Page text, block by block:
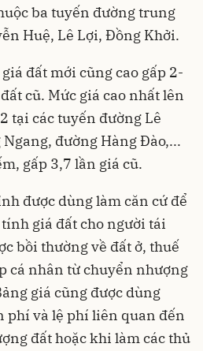
ba tuyến đường trung
Huệ, Lê Lợi, Đồng Khởi.
đất mới cũng cao gấp 2-
cũ. Mức giá cao nhất lên
tại các tuyến đường Lê
đường Hàng Đào,...
gấp 3,7 lần giá cũ.
được dùng làm căn cứ để
giá đất cho người tái
bồi thường về đất ở, thuế
cá nhân từ chuyển nhượng
giá cũng được dùng
phí và lệ phí liên quan đến
đất hoặc khi làm các thủ